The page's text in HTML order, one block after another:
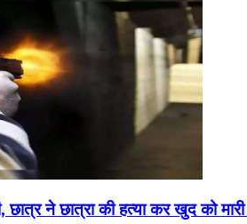
छात्र ने छात्रा की हत्या कर खुद को मारी